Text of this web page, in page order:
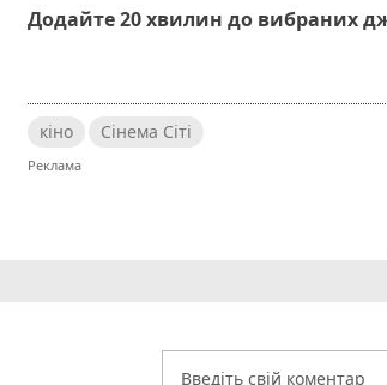
Додайте 20 хвилин до вибраних
кіно Сінема Сіті